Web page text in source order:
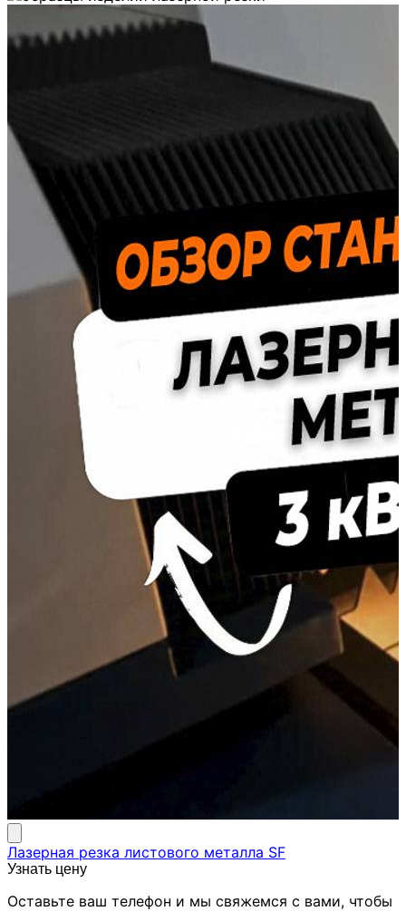
Лазерная резка листового металла SF
Узнать цену
Оставьте ваш телефон и мы свяжемся с вами, чтобы